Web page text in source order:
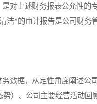
上述财务报表公允性的
洁”的审计报告是公司财务
据，从定性角度阐述公
）、公司主要经营活动回